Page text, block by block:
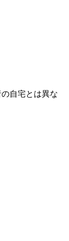
自宅とは異な